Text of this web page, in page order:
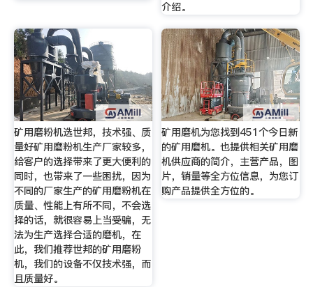
介绍。
矿用磨粉机选世邦，技术强、质
量好矿用磨粉机生产厂家较多，
给客户的选择带来了更大便利的
同时，也带来了一些困扰，因为
不同的厂家生产的矿用磨粉机在
质量、性能上有所不同，不会选
择的话，就很容易上当受骗，无
法为生产选择合适的磨机，在
此，我们推荐世邦的矿用磨粉
机，我们的设备不仅技术强，而
且质量好。
矿用磨机为您找到451个今日新
的矿用磨机。也提供相关矿用磨
机供应商的简介，主营产品，图
片，销量等全方位信息，为您订
购产品提供全方位的。